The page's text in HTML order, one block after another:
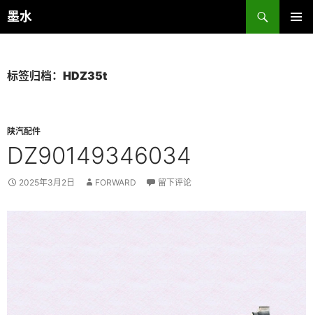
跳
至
墨水
搜
索
标签归档：HDZ35t
陕汽配件
DZ90149346034
2025年3月2日 FORWARD 留下评论